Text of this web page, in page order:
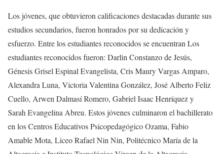
Los jóvenes, que obtuvieron calificaciones destacadas durante sus
estudios secundarios, fueron honrados por su dedicación y
esfuerzo. Entre los estudiantes reconocidos se encuentran Los
estudiantes reconocidos fueron: Darlin Constanzo de Jesús,
Génesis Grisel Espinal Evangelista, Cris Maury Vargas Amparo,
Alexandra Luna, Victoria Valentina González, José Alberto Feliz
Cuello, Arwen Dalmasí Romero, Gabriel Isaac Henríquez y
Sarah Evangelina Abreu. Estos jóvenes culminaron el bachillerato
en los Centros Educativos Psicopedagógico Ozama, Fabio
Amable Mota, Liceo Rafael Nin Nin, Politécnico María de la